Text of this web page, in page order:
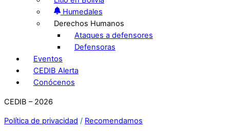
Humedales
Derechos Humanos
Ataques a defensores
Defensoras
Eventos
CEDIB Alerta
Conócenos
CEDIB – 2026
Política de privacidad / Recomendamos